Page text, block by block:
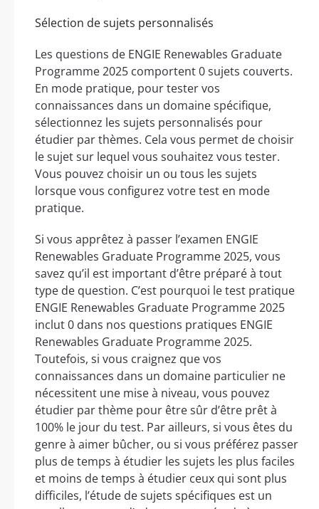
Sélection de sujets personnalisés
Les questions de ENGIE Renewables Graduate
Programme 2025 comportent 0 sujets couverts.
En mode pratique, pour tester vos
connaissances dans un domaine spécifique,
sélectionnez les sujets personnalisés pour
étudier par thèmes. Cela vous permet de choisir
le sujet sur lequel vous souhaitez vous tester.
Vous pouvez choisir un ou tous les sujets
lorsque vous configurez votre test en mode
pratique.
Si vous apprêtez à passer l’examen ENGIE
Renewables Graduate Programme 2025, vous
savez qu’il est important d’être préparé à tout
type de question. C’est pourquoi le test pratique
ENGIE Renewables Graduate Programme 2025
inclut 0 dans nos questions pratiques ENGIE
Renewables Graduate Programme 2025.
Toutefois, si vous craignez que vos
connaissances dans un domaine particulier ne
nécessitent une mise à niveau, vous pouvez
étudier par thème pour être sûr d’être prêt à
100% le jour du test. Par ailleurs, si vous êtes du
genre à aimer bûcher, ou si vous préférez passer
plus de temps à étudier les sujets les plus faciles
et moins de temps à étudier ceux qui sont plus
difficiles, l’étude de sujets spécifiques est un